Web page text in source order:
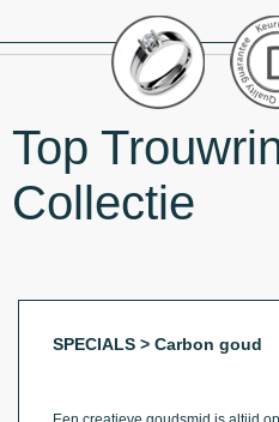
Top
Collectie
SPECIALS > Carbon goud